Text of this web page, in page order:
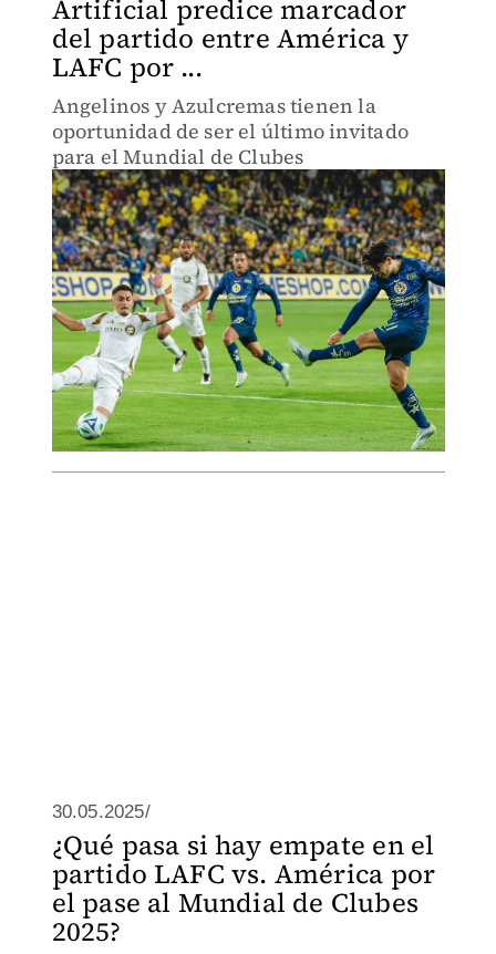
Artificial predice marcador
del partido entre América y
LAFC por ...
Angelinos y Azulcremas tienen la
oportunidad de ser el último invitado
para el Mundial de Clubes
30.05.2025/
¿Qué pasa si hay empate en el
partido LAFC vs. América por
el pase al Mundial de Clubes
2025?